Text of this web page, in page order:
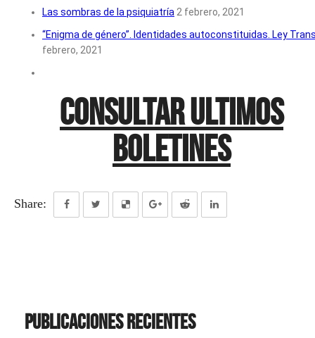
Las sombras de la psiquiatría2 febrero, 2021
“Enigma de género”. Identidades autoconstituidas. Ley
febrero, 2021
CONSULTAR ULTIMOS
BOLETINES
Share:
Publicaciones recientes